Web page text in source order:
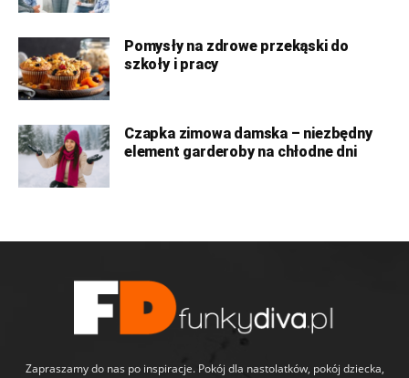
Pomysły na zdrowe przekąski do
szkoły i pracy
Czapka zimowa damska – niezbędny
element garderoby na chłodne dni
Zapraszamy do nas po inspiracje. Pokój dla nastolatków, pokój dziecka,